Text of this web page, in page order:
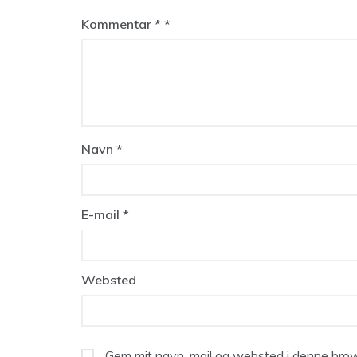
Kommentar *
Navn *
E-mail *
Websted